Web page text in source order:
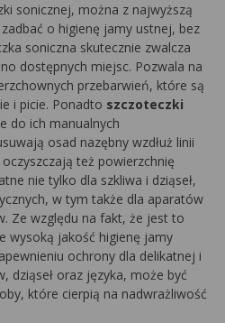
sonicznej, można z najwyższą
o higienę jamy ustnej, bez
soniczna skutecznie zwalcza
dostępnych miejsc. Pozwala na
przebarwień, które są
i picie. Ponadto szczoteczki
do ich manualnych
osad nazębny wzdłuż linii
też powierzchnię
nie tylko dla szkliwa i dziąseł,
w tym także dla aparatów
Ze względu na fakt, że jest to
wysoką jakość higienę jamy
ochrony dla delikatnej i
dziąseł oraz języka, może być
które cierpią na nadwrażliwość